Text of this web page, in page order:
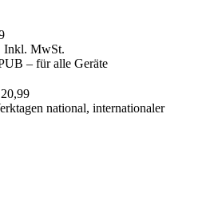
Inkl. MwSt.
– für alle Geräte
national, internationaler